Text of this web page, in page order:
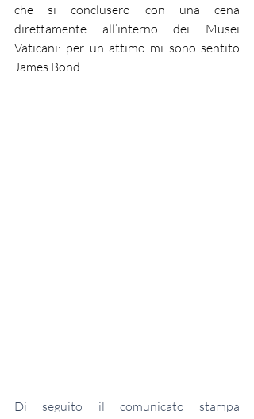
che si conclusero con una cena
direttamente all’interno dei Musei
Vaticani: per un attimo mi sono sentito
James Bond.
Di seguito il comunicato stampa